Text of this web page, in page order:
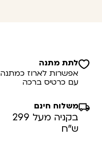
לתת מתנה
אפשרות לארוז כמתנה
עם כרטיס ברכה
משלוח חינם
בקניה מעל 299
ש”ח